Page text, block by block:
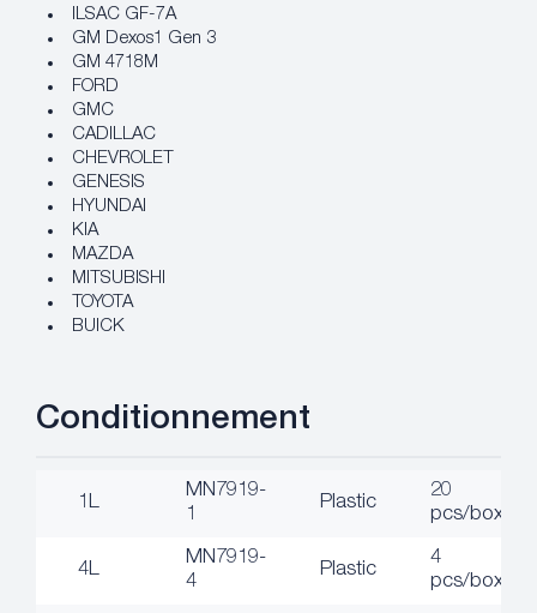
ILSAC GF-7A
GM Dexos1 Gen 3
GM 4718M
FORD
GMC
CADILLAC
CHEVROLET
GENESIS
HYUNDAI
KIA
MAZDA
MITSUBISHI
TOYOTA
BUICK
Conditionnement
1L
MN7919-
1
Plastic
20
pcs/box
4L
MN7919-
4
Plastic
4
pcs/box